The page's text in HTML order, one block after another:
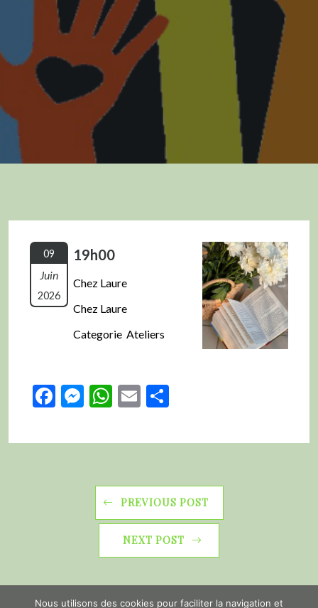
09
Juin
2026
19h00
Chez Laure
Chez Laure
Categorie Ateliers
Facebook
Messenger
WhatsApp
Email
PREVIOUS POST
NEXT POST
Nous utilisons des cookies pour faciliter la navigation et